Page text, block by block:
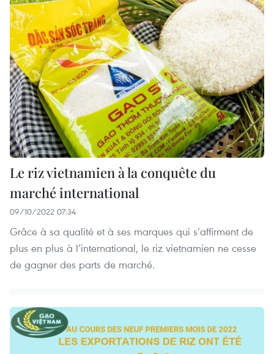
Le riz vietnamien à la conquête du
marché international
09/10/2022 07:34
Grâce à sa qualité et à ses marques qui s’affirment de
plus en plus à l’international, le riz vietnamien ne cesse
de gagner des parts de marché.